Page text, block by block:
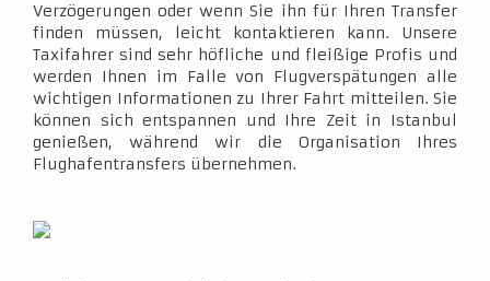
Verzögerungen oder wenn Sie ihn für Ihren Transfer
finden müssen, leicht kontaktieren kann. Unsere
Taxifahrer sind sehr höfliche und fleißige Profis und
werden Ihnen im Falle von Flugverspätungen alle
wichtigen Informationen zu Ihrer Fahrt mitteilen. Sie
können sich entspannen und Ihre Zeit in Istanbul
genießen, während wir die Organisation Ihres
Flughafentransfers übernehmen.